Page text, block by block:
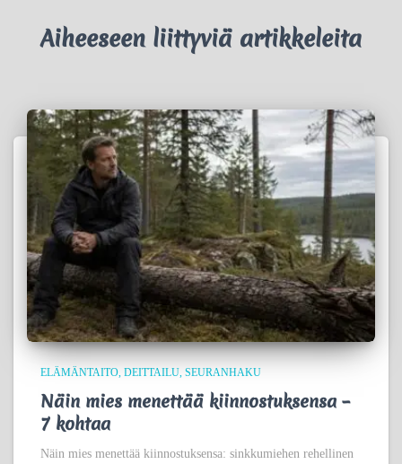
Aiheeseen liittyviä artikkeleita
ELÄMÄNTAITO DEITTAILU SEURANHAKU
Näin mies menettää kiinnostuksensa –
7 kohtaa
Näin mies menettää kiinnostuksensa: sinkkumiehen rehellinen